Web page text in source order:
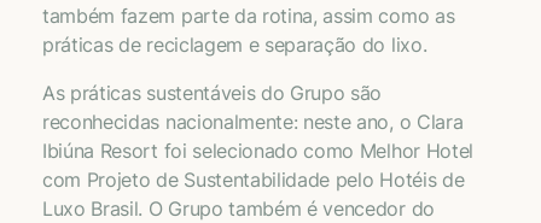
também fazem parte da rotina, assim como as
práticas de reciclagem e separação do lixo.
As práticas sustentáveis do Grupo são
reconhecidas nacionalmente: neste ano, o Clara
Ibiúna Resort foi selecionado como Melhor Hotel
com Projeto de Sustentabilidade pelo Hotéis de
Luxo Brasil. O Grupo também é vencedor do